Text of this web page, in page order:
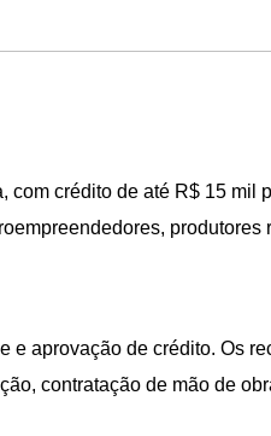
crédito de até R$ 15 mil
aprovação de crédito. Os
contratação de mão de